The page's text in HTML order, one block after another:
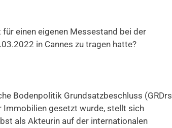
einen eigenen Messestand bei der
in Cannes zu tragen hatte?
Bodenpolitik Grundsatzbeschluss (GRDrs
Immobilien gesetzt wurde, stellt sich
als Akteurin auf der internationalen